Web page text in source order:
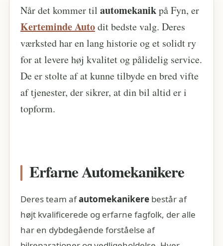
Når det kommer til automekanikpå Fyn, er
Kerteminde Autodit bedste valg. Deres
værksted har en lang historie og et solidt ry
for at levere høj kvalitet og pålidelig service.
De er stolte af at kunne tilbyde en bred vifte
af tjenester, der sikrer, at din bil altid er i
topform.
Erfarne Automekanikere
Deres team afautomekanikerebestår af
højt kvalificerede og erfarne fagfolk, der alle
har en dybdegående forståelse af